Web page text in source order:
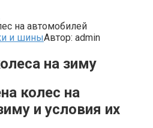
на автомобилей
и шиныАвтор: admin
на зиму
колес на
и условия их